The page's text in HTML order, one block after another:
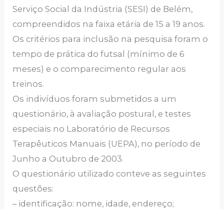
Serviço Social da Indústria (SESI) de Belém,
compreendidos na faixa etária de 15 a 19 anos.
Os critérios para inclusão na pesquisa foram o
tempo de prática do futsal (mínimo de 6
meses) e o comparecimento regular aos
treinos.
Os indivíduos foram submetidos a um
questionário, à avaliação postural, e testes
especiais no Laboratório de Recursos
Terapêuticos Manuais (UEPA), no período de
Junho a Outubro de 2003.
O questionário utilizado conteve as seguintes
questões:
– identificação: nome, idade, endereço;